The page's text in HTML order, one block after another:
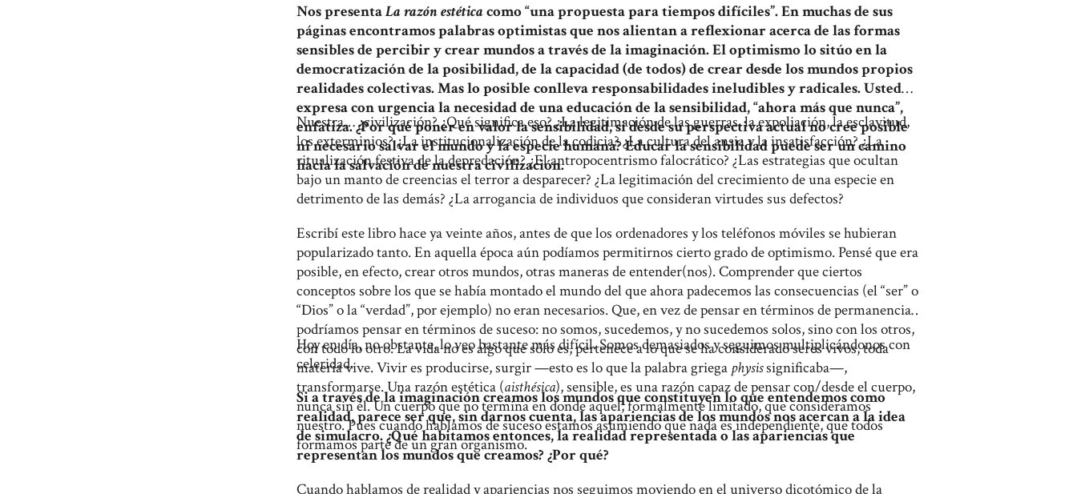
Nos presentaLa razón estéticacomo “una propuesta para tiempos difíciles”. En muchas de sus
páginas encontramos palabras optimistas que nos alientan a reflexionar acerca de las formas
sensibles de percibir y crear mundos a través de la imaginación. El optimismo lo sitúo en la
democratización de la posibilidad, de la capacidad (de todos) de crear desde los mundos propios
realidades colectivas. Mas lo posible conlleva responsabilidades ineludibles y radicales. Usted
expresa con urgencia la necesidad de una educación de la sensibilidad, “ahora más que nunca”,
enfatiza. ¿Por qué poner en valor la sensibilidad, si desde su perspectiva actual no cree posible
ni necesario salvar el mundo y la especie humana? Educar la sensibilidad puede ser un camino
hacia la salvación de nuestra civilización.
Nuestra… ¿civilización? ¿Qué significa eso? ¿La legitimación de las guerras, la expoliación, la esclavitud,
los exterminios? ¿La institucionalización de la codicia? ¿La cultura del ansia y la insatisfacción? ¿La
ritualización festiva de la depredación? ¿El antropocentrismo falocrático? ¿Las estrategias que ocultan
bajo un manto de creencias el terror a desparecer? ¿La legitimación del crecimiento de una especie en
detrimento de las demás? ¿La arrogancia de individuos que consideran virtudes sus defectos?
Escribí este libro hace ya veinte años, antes de que los ordenadores y los teléfonos móviles se hubieran
popularizado tanto. En aquella época aún podíamos permitirnos cierto grado de optimismo. Pensé que era
posible, en efecto, crear otros mundos, otras maneras de entender(nos). Comprender que ciertos
conceptos sobre los que se había montado el mundo del que ahora padecemos las consecuencias (el “ser” o
“Dios” o la “verdad”, por ejemplo) no eran necesarios. Que, en vez de pensar en términos de permanencia,
podríamos pensar en términos de suceso: no somos, sucedemos, y no sucedemos solos, sino con los otros,
con todo lo otro. La vida no es algo que sólo es, pertenece a lo que se ha considerado seres vivos, toda
materia vive. Vivir es producirse, surgir —esto es lo que la palabra griega physissignificaba—,
transformarse. Una razón estética (aisthésica), sensible, es una razón capaz de pensar con/desde el cuerpo,
nunca sin él. Un cuerpo que no termina en donde aquel, formalmente limitado, que consideramos
nuestro. Pues cuando hablamos de suceso estamos asumiendo que nada es independiente, que todos
formamos parte de un gran organismo.
Hoy en día, no obstante, lo veo bastante más difícil. Somos demasiados y seguimos multiplicándonos con
celeridad.
Si a través de la imaginación creamos los mundos que constituyen lo que entendemos como
realidad, parece ser que, sin darnos cuenta, las apariencias de los mundos nos acercan a la idea
de simulacro. ¿Qué habitamos entonces, la realidad representada o las apariencias que
representan los mundos que creamos? ¿Por qué?
Cuando hablamos de realidad y apariencias nos seguimos moviendo en el universo dicotómico de la